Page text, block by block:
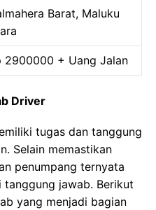
Barat, Maluku
2900000 + Uang Jalan
Driver
tugas dan tanggung
Selain memastikan
penumpang ternyata
tanggung jawab. Berikut
yang menjadi bagian